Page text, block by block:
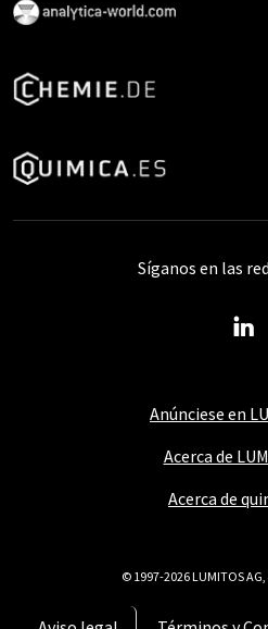
Anúnciese en
Acerca de
Acerca de
Síganos en las
© 1997-2026 LUMITOS